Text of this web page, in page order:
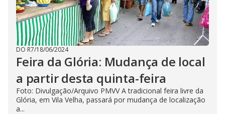
DO R7/18/06/2024
Feira da Glória: Mudança de local
a partir desta quinta-feira
Foto: Divulgação/Arquivo PMVV A tradicional feira livre da
Glória, em Vila Velha, passará por mudança de localização
a...